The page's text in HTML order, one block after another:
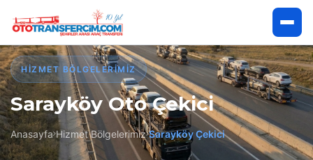
Anasayfa
Hakkımızda
Hizmetlerimiz
HIZMET BÖLGELERIMIZ
Sarayköy Oto Çekici
Anasayfa Hizmet Bölgelerimiz Sarayköy Çekici